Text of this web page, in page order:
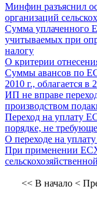
Минфин разъяснил
организаций
Сумма уплаченного
учитываемых при
налогу
О критерии
Суммы авансов по
2010 г., облагается в
ИП не вправе
производством
Переход на уплату
порядке, не
О переходе на
При применении
<< В начало <